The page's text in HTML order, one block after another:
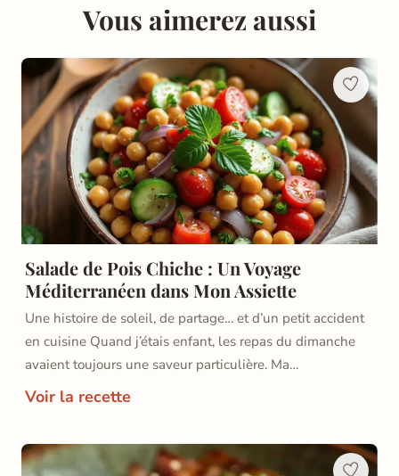
Vous aimerez aussi
Salade de Pois Chiche : Un Voyage
Méditerranéen dans Mon Assiette
Une histoire de soleil, de partage… et d’un petit accident
en cuisine Quand j’étais enfant, les repas du dimanche
avaient toujours une saveur particulière. Ma…
Voir la recette